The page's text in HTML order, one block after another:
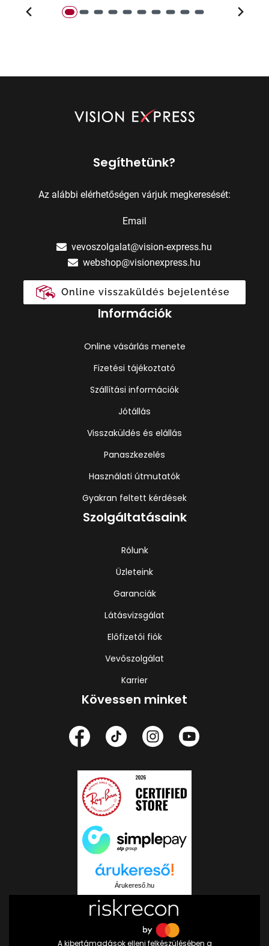
Segíthetünk?
Az alábbi elérhetőségen várjuk megkeresését:
Email
vevoszolgalat@vision-express.hu
webshop@visionexpress.hu
Online visszaküldés bejelentése
Információk
Online vásárlás menete
Fizetési tájékoztató
Szállítási információk
Jótállás
Visszaküldés és elállás
Panaszkezelés
Használati útmutatók
Gyakran feltett kérdések
Szolgáltatásaink
Rólunk
Üzleteink
Garanciák
Látásvizsgálat
Előfizetői fiók
Vevőszolgálat
Karrier
Kövessen minket
Árukereső.hu
A kibertámadások elleni felkészülésében a